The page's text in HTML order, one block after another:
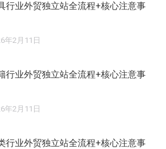
行业外贸独立站全流程+核心注意事
年2月11日
行业外贸独立站全流程+核心注意事
年2月11日
行业外贸独立站全流程+核心注意事